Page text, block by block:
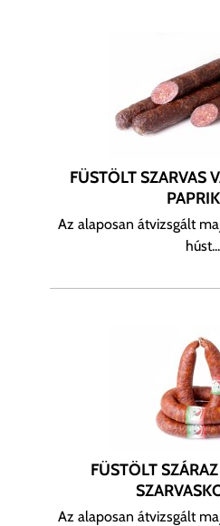
FÜSTÖLT SZARVAS
Az alaposan átvizsgált
húst...
FÜSTÖLT
Az alaposan átvizsgált